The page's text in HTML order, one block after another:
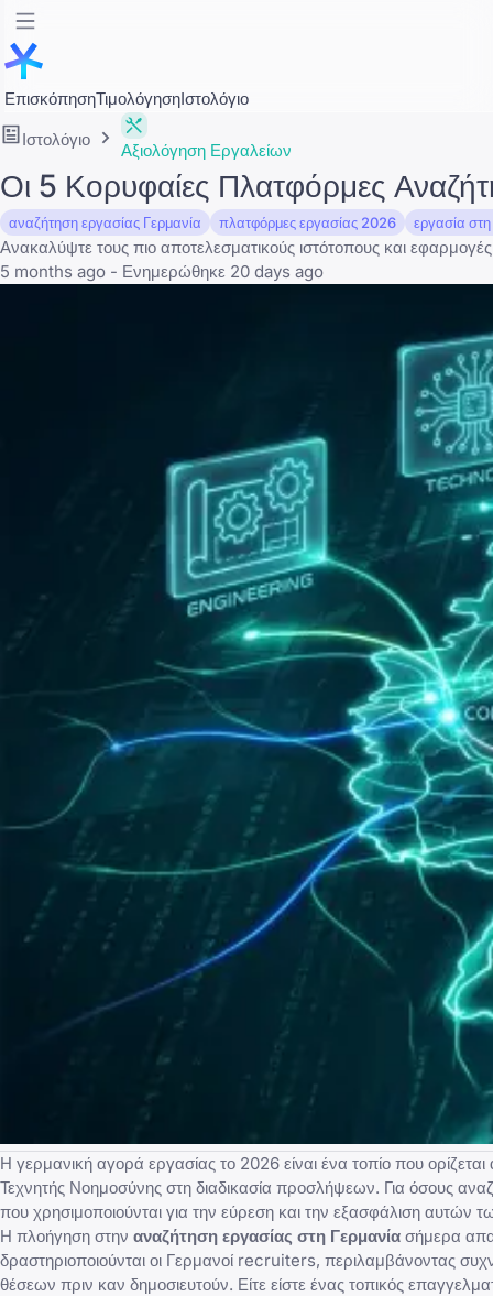
ΕπισκόπησηΤιμολόγησηΙστολόγιο
Ιστολόγιο
Αξιολόγηση Εργαλείων
Οι 5 Κορυφαίες Πλατφόρμες
αναζήτηση εργασίας Γερμανία πλατφόρμες εργασίας 2026 εργασία
Ανακαλύψτε τους πιο αποτελεσματικούς ιστότοπους και
5 months ago - Ενημερώθηκε 20 days ago
Η γερμανική αγορά εργασίας το 2026 είναι ένα τοπίο που
Τεχνητής Νοημοσύνης στη διαδικασία προσλήψεων. Για όσους
που χρησιμοποιούνται για την εύρεση και την εξασφάλιση αυτών
Η πλοήγηση στην αναζήτηση εργασίας στη Γερμανία σήμερα
δραστηριοποιούνται οι Γερμανοί recruiters, περιλαμβάνοντας
θέσεων πριν καν δημοσιευτούν. Είτε είστε ένας τοπικός